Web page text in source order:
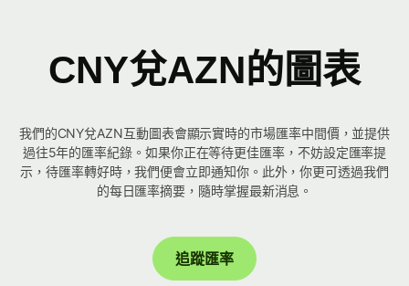
CNY兌AZN的圖表
我們的CNY兌AZN互動圖表會顯示實時的市場匯率中間價，並提供
過往5年的匯率紀錄。如果你正在等待更佳匯率，不妨設定匯率提
示，待匯率轉好時，我們便會立即通知你。此外，你更可透過我們
的每日匯率摘要，隨時掌握最新消息。
追蹤匯率